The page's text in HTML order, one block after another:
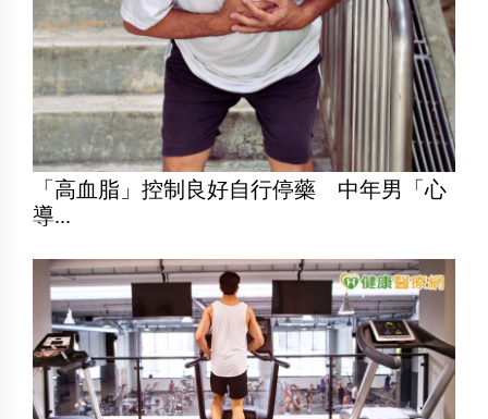
「高血脂」控制良好自行停藥 中年男「心
導...